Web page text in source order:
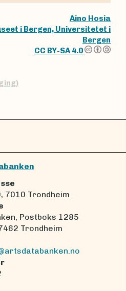
Aino Hosia
i Bergen, Universitetet i
Bergen
CC BY-SA 4.0
7010 Trondheim
Postboks 1285
Trondheim